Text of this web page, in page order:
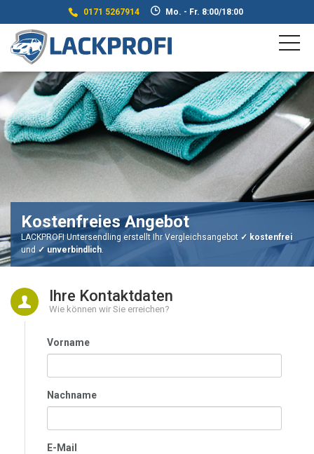
0171 5267914 Mo. - Fr. 8:00/18:00
Kostenfreies Angebot
LACKPROFI Untersendling erstellt Ihr Vergleichsangebot ✓ kostenfrei
und ✓ unverbindlich.
Ihre Kontaktdaten
Wie können wir Sie erreichen?
Vorname
Nachname
E-Mail